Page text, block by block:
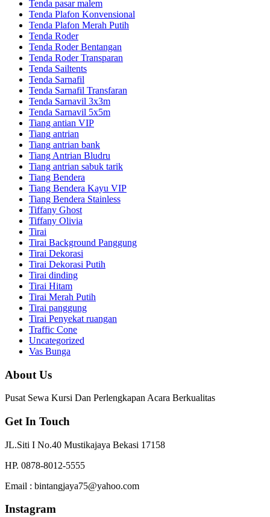
Tenda pasar malem
Tenda Plafon Konvensional
Tenda Plafon Merah Putih
Tenda Roder
Tenda Roder Bentangan
Tenda Roder Transparan
Tenda Sailtents
Tenda Sarnafil
Tenda Sarnafil Transfaran
Tenda Sarnavil 3x3m
Tenda Sarnavil 5x5m
Tiang antian VIP
Tiang antrian
Tiang antrian bank
Tiang Antrian Bludru
Tiang antrian sabuk tarik
Tiang Bendera
Tiang Bendera Kayu VIP
Tiang Bendera Stainless
Tiffany Ghost
Tiffany Olivia
Tirai
Tirai Background Panggung
Tirai Dekorasi
Tirai Dekorasi Putih
Tirai dinding
Tirai Hitam
Tirai Merah Putih
Tirai panggung
Tirai Penyekat ruangan
Traffic Cone
Uncategorized
Vas Bunga
About Us
Pusat Sewa Kursi Dan Perlengkapan Acara Berkualitas
Get In Touch
JL.Siti I No.40 Mustikajaya Bekasi 17158
HP. 0878-8012-5555
Email : bintangjaya75@yahoo.com
Instagram